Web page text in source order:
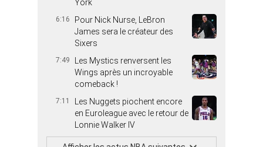
York
6:16
Pour Nick Nurse, LeBron
James sera le créateur des
Sixers
7:49
Les Mystics renversent les
Wings après un incroyable
comeback !
7:11
Les Nuggets piochent encore
en Euroleague avec le retour de
Lonnie Walker IV